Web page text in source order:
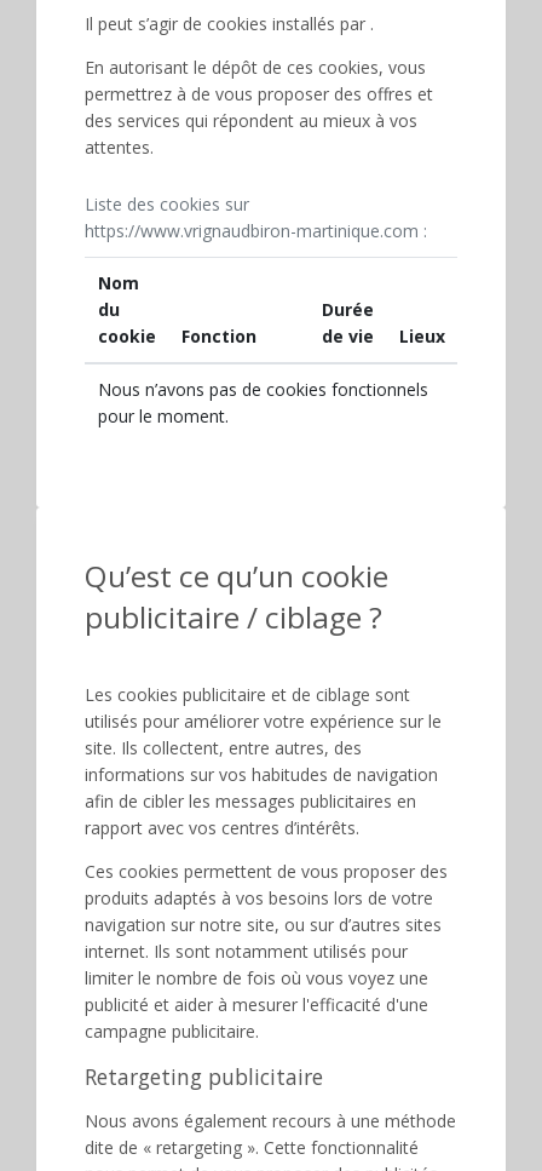
Il peut s’agir de cookies installés par .
En autorisant le dépôt de ces cookies, vous
permettrez à de vous proposer des offres et
des services qui répondent au mieux à vos
attentes.
Liste des cookies sur
https://www.vrignaudbiron-martinique.com :
Nom
du
cookie
Fonction
Durée
de vie
Lieux
Nous n’avons pas de cookies fonctionnels
pour le moment.
Qu’est ce qu’un cookie
publicitaire / ciblage ?
Les cookies publicitaire et de ciblage sont
utilisés pour améliorer votre expérience sur le
site. Ils collectent, entre autres, des
informations sur vos habitudes de navigation
afin de cibler les messages publicitaires en
rapport avec vos centres d’intérêts.
Ces cookies permettent de vous proposer des
produits adaptés à vos besoins lors de votre
navigation sur notre site, ou sur d’autres sites
internet. Ils sont notamment utilisés pour
limiter le nombre de fois où vous voyez une
publicité et aider à mesurer l'efficacité d'une
campagne publicitaire.
Retargeting publicitaire
Nous avons également recours à une méthode
dite de « retargeting ». Cette fonctionnalité